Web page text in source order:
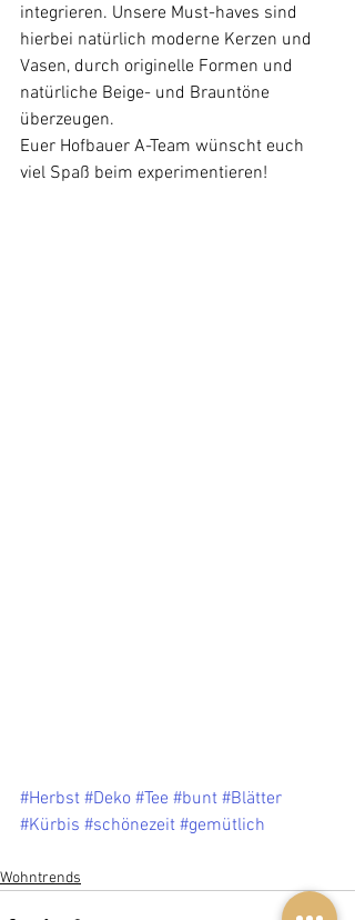
integrieren. Unsere Must-haves sind
hierbei natürlich moderne Kerzen und
Vasen, durch originelle Formen und
natürliche Beige- und Brauntöne
überzeugen.
Euer Hofbauer A-Team wünscht euch
viel Spaß beim experimentieren!
#Herbst #Deko #Tee #bunt #Blätter
#Kürbis #schönezeit #gemütlich
Wohntrends